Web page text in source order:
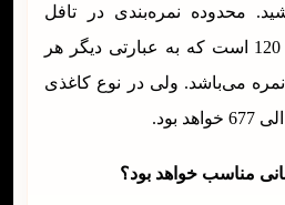
محدوده نمره‌بندی در تافل
اینترنتی بین بازه‌ی 0 تا 120 است که به عبارتی دیگر هر
دارای حداکثر 30 نمره می‌باشد. ولی در نوع کاغذی
مناسب خواهد بود؟